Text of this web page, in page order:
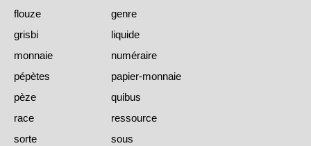
flouze
genre
grisbi
liquide
monnaie
numéraire
pépètes
papier-monnaie
pèze
quibus
race
ressource
sorte
sous